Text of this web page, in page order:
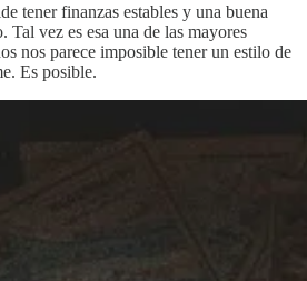
tener finanzas estables y una buena
vez es esa una de las mayores
nos parece imposible tener un estilo de
Es posible.